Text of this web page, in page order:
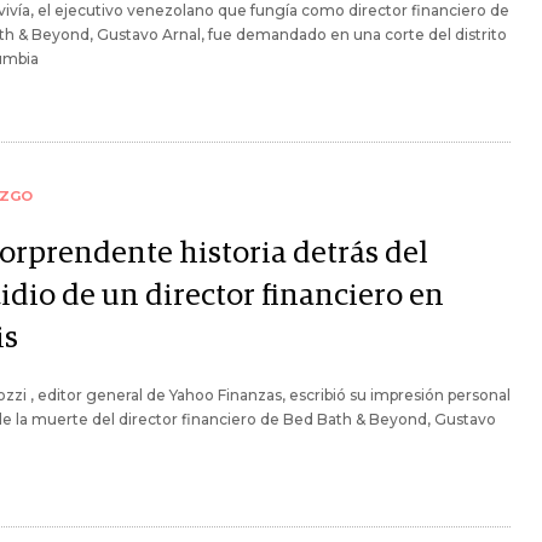
el ejecutivo venezolano que fungía como director financiero de
& Beyond, Gustavo Arnal, fue demandado en una corte del distrito
historia detrás del
de un director financiero en
, editor general de Yahoo Finanzas, escribió su impresión personal
la muerte del director financiero de Bed Bath & Beyond, Gustavo